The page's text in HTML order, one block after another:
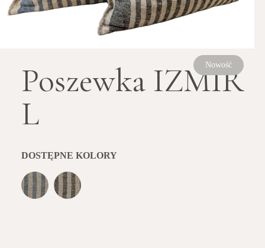
Nowość
Poszewka IZMIR
L
DOSTĘPNE KOLORY